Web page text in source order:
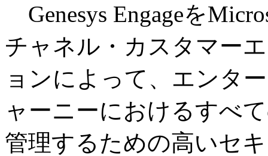
Genesys Engageを
チャネル・カスタマー
ョンによって、エンタ
ャーニーにおけるすべ
管理するための高いセ